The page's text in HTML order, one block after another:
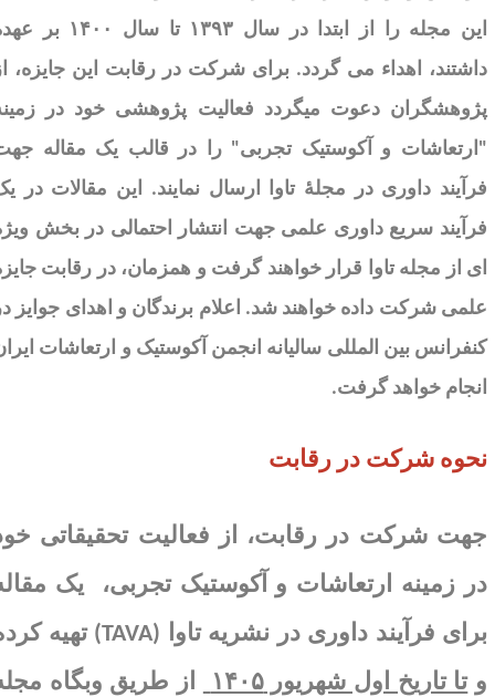
مجله را از ابتدا در سال ۱۳۹۳ تا سال ۱۴۰۰ بر عهده
اهداء می گردد. برایشرکت در رقابت این جایزه، از
دعوت می­گردد فعالیت پژوهشی خود در زمینۀ
و آکوستیک تجربی" را در قالب یک مقاله جهت
داوری در مجلۀ تاوا ارسال نمایند. این مقالات در یک
سریع داوری علمی جهت انتشار احتمالی در بخش ویژه
از مجله تاوا قرار خواهند گرفت و همزمان، در رقابت جایزه­
شرکت داده خواهند شد. اعلام برندگان و اهدای جوایز در
بین المللی سالیانه­ انجمن آکوستیک و ارتعاشات ایران
خواهد گرفت.
شرکت در رقابت
شرکت در رقابت، از فعالیت تحقیقاتی خود
زمینه­ ارتعاشات و آکوستیک تجربی، یک مقاله
فرآیند داوری در نشریه تاوا(TAVA)تهیه کرده
تا تاریخ اول شهریور ۱۴۰۵
از طریق وبگاه مجله